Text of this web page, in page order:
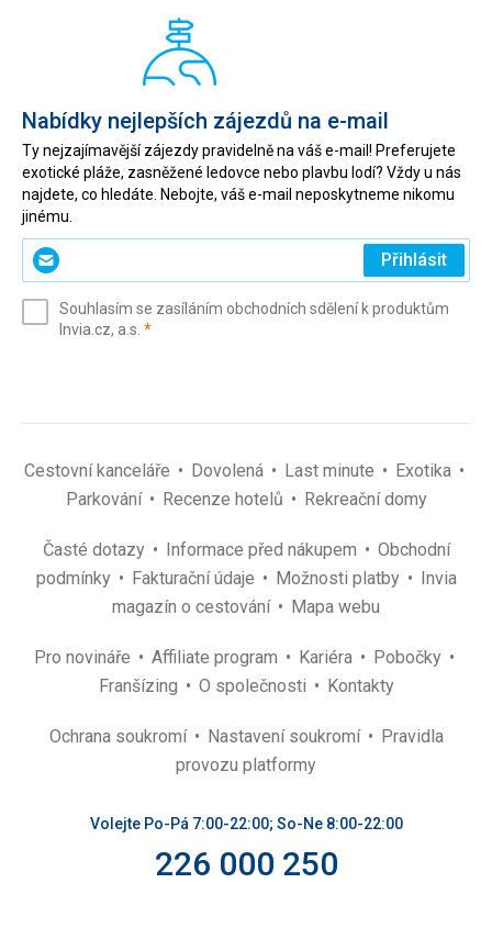
Nabídky nejlepších zájezdů na e-mail
Ty nejzajímavější zájezdy pravidelně na váš e-mail! Preferujete
exotické pláže, zasněžené ledovce nebo plavbu lodí? Vždy u nás
najdete, co hledáte. Nebojte, váš e-mail neposkytneme nikomu
jinému.
Zadejte
svůj
(povinné)
Přihlásit
Souhlasím se zasíláním obchodních sdělení k produktům
Invia.cz, a.s. *(povinné)
Cestovní kanceláře Dovolená Last minute
Exotika
Parkování
Recenze hotelů Rekreační domy
Časté dotazy Informace před nákupem
Obchodní
podmínky
Fakturační údaje Možnosti platby
Invia
magazín o cestování
Mapa webu
Pro novináře Affiliate program Kariéra
Pobočky
Franšízing
O společnosti Kontakty
Ochrana soukromí Nastavení soukromí
Pravidla
provozu platformy
Volejte Po-Pá 7:00-22:00; So-Ne 8:00-22:00
226 000 250